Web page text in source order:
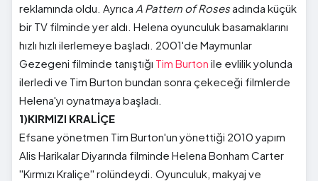
reklamında oldu. Ayrıca A Pattern of Rosesadında küçük
bir TV filminde yer aldı. Helena oyunculuk basamaklarını
hızlı hızlı ilerlemeye başladı. 2001'de Maymunlar
Gezegeni filminde tanıştığı Tim Burton ile evlilik yolunda
ilerledi ve Tim Burton bundan sonra çekeceği filmlerde
Helena'yı oynatmaya başladı.
1)KIRMIZI KRALİÇE
Efsane yönetmen Tim Burton'un yönettiği 2010 yapım
Alis Harikalar Diyarında filminde Helena Bonham Carter
''Kırmızı Kraliçe'' rolündeydi. Oyunculuk, makyaj ve